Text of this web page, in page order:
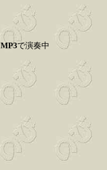
MP3で演奏中